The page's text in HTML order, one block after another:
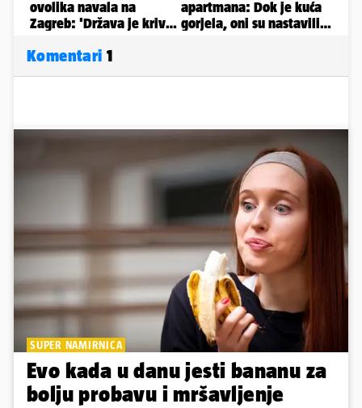
Komentari 1
SUPER NAMIRNICA
Evo kada u danu jesti bananu za
bolju probavu i mršavljenje